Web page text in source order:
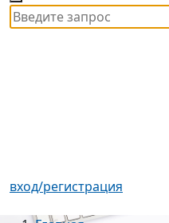
вход/регистрация